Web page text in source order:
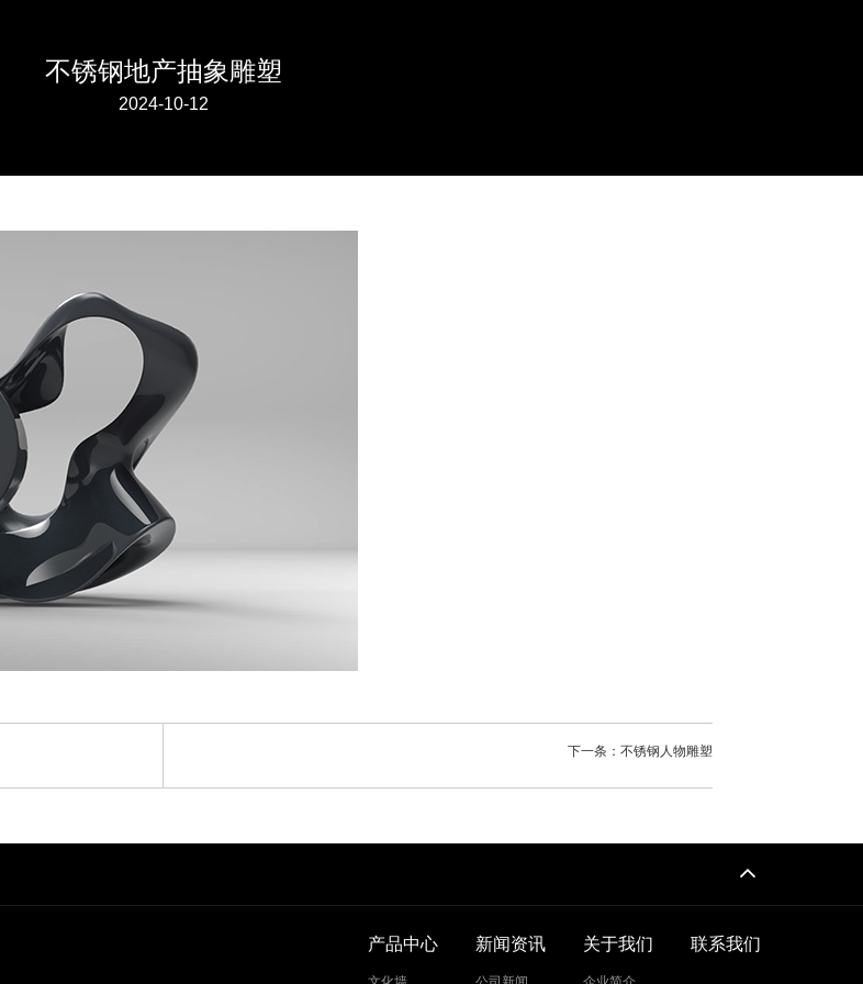
不锈钢地产抽象雕塑
2024-10-12
下一条：不锈钢人物雕塑
产品中心 新闻资讯 关于我们 联系我们